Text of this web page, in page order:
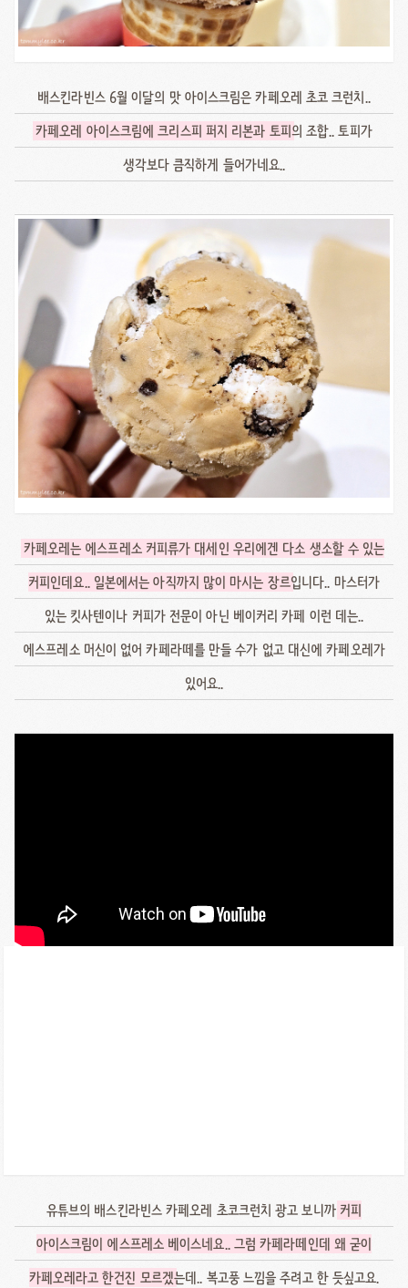
배스킨라빈스 6월 이달의 맛 아이스크림은 카페오레 초코 크런치..
카페오레 아이스크림에 크리스피 퍼지 리본과 토피의 조합.. 토피가
생각보다 큼직하게 들어가네요..
카페오레는 에스프레소 커피류가 대세인 우리에겐 다소 생소할 수 있는
커피인데요.. 일본에서는 아직까지 많이 마시는 장르입니다.. 마스터가
있는 킷사텐이나 커피가 전문이 아닌 베이커리 카페 이런 데는..
에스프레소 머신이 없어 카페라떼를 만들 수가 없고 대신에 카페오레가
있어요..
유튜브의 배스킨라빈스 카페오레 초코크런치 광고 보니까 커피
아이스크림이 에스프레소 베이스네요.. 그럼 카페라떼인데 왜 굳이
카페오레라고 한건진 모르겠는데.. 복고풍 느낌을 주려고 한 듯싶고요.